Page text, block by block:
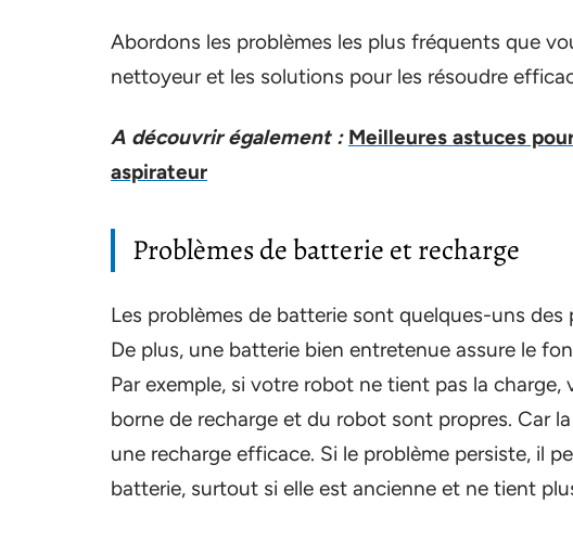
Abordons les problèmes les plus fréquents que
nettoyeur et les solutions pour les résoudre
A découvrir également : Meilleures astuces
aspirateur
Problèmes de batterie et recharge
Les problèmes de batterie sont quelques-uns
De plus, une batterie bien entretenue assure le
Par exemple, si votre robot ne tient pas la charge,
borne de recharge et du robot sont propres. Car
une recharge efficace. Si le problème persiste, il
batterie, surtout si elle est ancienne et ne tient